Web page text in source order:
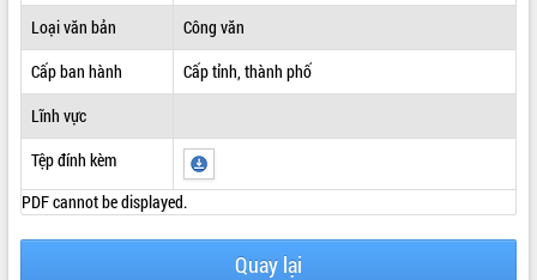
QUY HOẠCH - KẾ HOẠCH
Loại văn bản
Công văn
Cấp ban hành
Cấp tỉnh, thành phố
Lĩnh vực
Tệp đính kèm
PDF cannot be displayed.
Quay lại